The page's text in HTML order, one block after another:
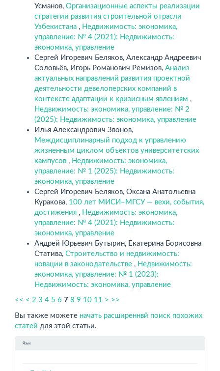
Усманов, Организационные аспекты реализации
стратегии развития строительной отрасли
Узбекистана , Недвижимость: экономика,
управление: № 4 (2021): Недвижимость:
экономика, управление
Сергей Игоревич Беляков, Александр Андреевич
Соловьёв, Игорь Романович Ремизов, Анализ
актуальных направлений развития проектной
деятельности девелоперских компаний в
контексте адаптации к кризисным явлениям ,
Недвижимость: экономика, управление: № 2
(2025): Недвижимость: экономика, управление
Илья Александрович Звонов,
Междисциплинарный подход к управлению
жизненным циклом объектов университетских
кампусов , Недвижимость: экономика,
управление: № 1 (2025): Недвижимость:
экономика, управление
Сергей Игоревич Беляков, Оксана Анатольевна
Куракова, 100 лет МИСИ–МГСУ — вехи, события,
достижения , Недвижимость: экономика,
управление: № 4 (2021): Недвижимость:
экономика, управление
Андрей Юрьевич Бутырин, Екатерина Борисовна
Статива, Строительство и недвижимость:
новации в законодательстве , Недвижимость:
экономика, управление: № 1 (2023):
Недвижимость: экономика, управление
<< < 2 3 4 5 6 7 8 9 10 11 > >>
Вы также можете начать расширеннвй поиск похожих
статей для этой статьи.
Язык